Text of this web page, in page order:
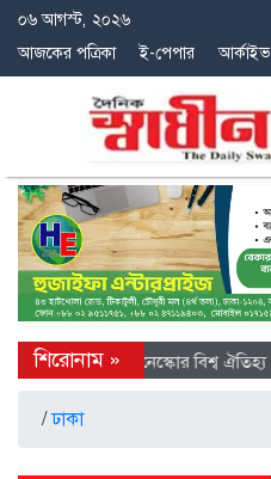
০৬ আগস্ট, ২০২৬
আজকের পত্রিকা
ই-পেপার আর্কাইভ
এখন ইউনেস্কোর বিশ্ব ঐতিহ্য
/ঢাকা